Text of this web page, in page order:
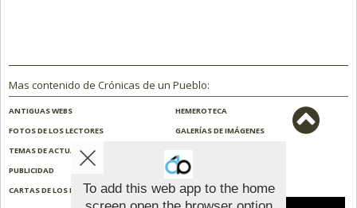
Mas contenido de Crónicas de un Pueblo:
ANTIGUAS WEBS
HEMEROTECA
FOTOS DE LOS LECTORES
GALERÍAS DE IMÁGENES
TEMAS DE ACTUALIDAD
PUBLICIDAD
CONTACTO
CARTAS DE LOS LECTORES
ENCUESTAS
To add this web app to the home